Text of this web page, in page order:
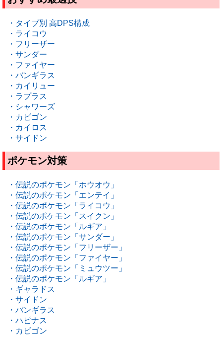
・タイプ別 高DPS構成
・ライコウ
・フリーザー
・サンダー
・ファイヤー
・バンギラス
・カイリュー
・ラプラス
・シャワーズ
・カビゴン
・カイロス
・サイドン
ポケモン対策
・伝説のポケモン「ホウオウ」
・伝説のポケモン「エンテイ」
・伝説のポケモン「ライコウ」
・伝説のポケモン「スイクン」
・伝説のポケモン「ルギア」
・伝説のポケモン「サンダー」
・伝説のポケモン「フリーザー」
・伝説のポケモン「ファイヤー」
・伝説のポケモン「ミュウツー」
・伝説のポケモン「ルギア」
・ギャラドス
・サイドン
・バンギラス
・ハピナス
・カビゴン